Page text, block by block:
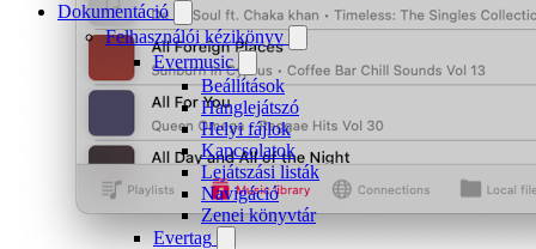
Dokumentáció
Felhasználói kézikönyv
Evermusic
Beállítások
Hanglejátszó
Helyi fájlok
Kapcsolatok
Lejátszási listák
Navigáció
Zenei könyvtár
Evertag